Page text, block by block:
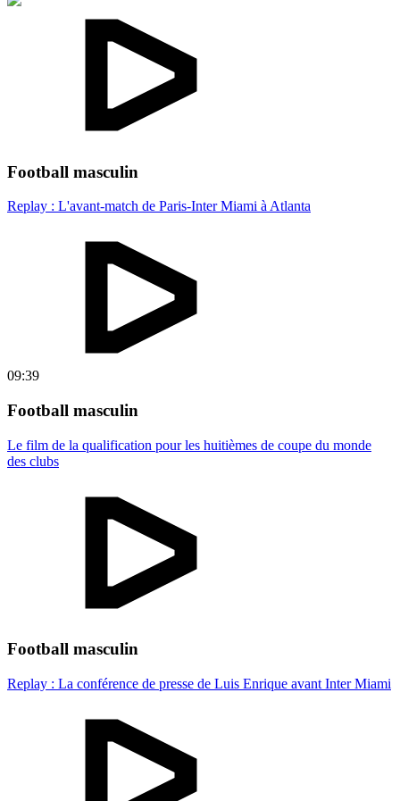
Football masculin
Replay : L'avant-match de Paris-Inter Miami à Atlanta
09:39
Football masculin
Le film de la qualification pour les huitièmes de coupe du monde
des clubs
Football masculin
Replay : La conférence de presse de Luis Enrique avant Inter Miami